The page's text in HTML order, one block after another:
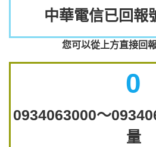
中華電信已回報
您可以從上方直接回
0
0934063000～
量